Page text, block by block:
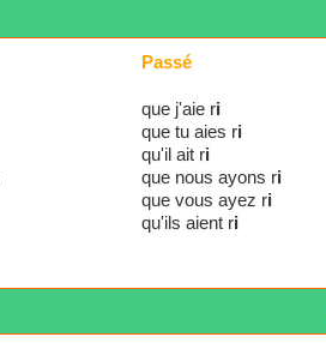
Passé
que j'aie ri
que tu aies ri
qu'il ait ri
que nous ayons ri
que vous ayez ri
qu'ils aient ri